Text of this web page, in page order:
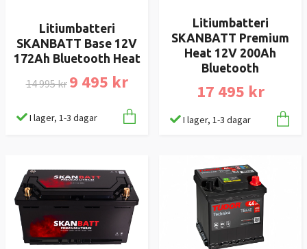
Litiumbatteri
SKANBATT Base 12V
172Ah Bluetooth Heat
14 995 kr 9 495 kr
I lager, 1-3 dagar
Litiumbatteri
SKANBATT Premium
Heat 12V 200Ah
Bluetooth
17 495 kr
I lager, 1-3 dagar